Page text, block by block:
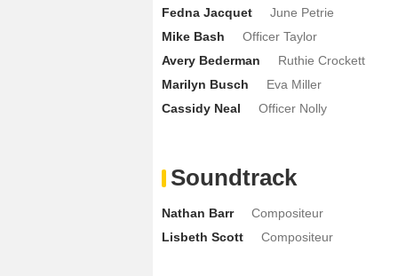
Fedna Jacquet
June Petrie
Mike Bash
Officer Taylor
Avery Bederman
Ruthie Crockett
Marilyn Busch
Eva Miller
Cassidy Neal
Officer Nolly
Soundtrack
Nathan Barr
Compositeur
Lisbeth Scott
Compositeur